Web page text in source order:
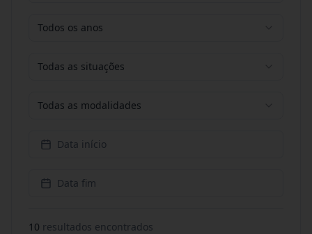
Todos os anos
Todas as situações
Todas as modalidades
Data início
Data fim
10 resultados encontrados